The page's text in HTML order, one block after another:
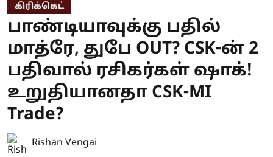
கிரிக்கெட்
பாண்டியாவுக்கு பதில்
மாத்ரே, துபே OUT? CSK-ன் 2
பதிவால் ரசிகர்கள் ஷாக்!
உறுதியானதா CSK-MI
Trade?
Rishan Vengai